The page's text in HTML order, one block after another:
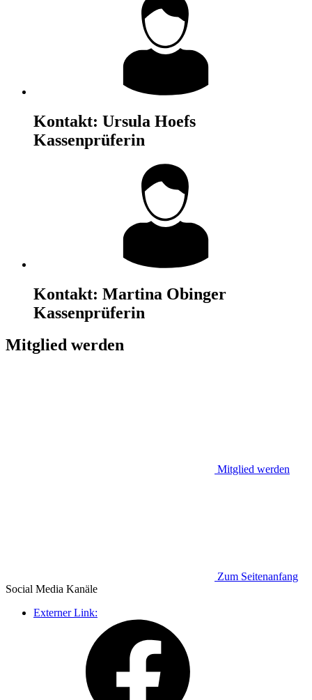
Kontakt: Ursula Hoefs
Kassenprüferin
Kontakt: Martina Obinger
Kassenprüferin
Mitglied werden
Mitglied werden
Zum Seitenanfang
Social Media Kanäle
Externer Link: